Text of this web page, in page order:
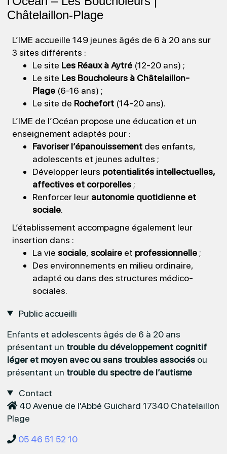
Châtelaillon-Plage
L’IME accueille 149 jeunes âgés de 6 à 20 ans sur
3 sites différents :
Le site Les Réaux à Aytré (12-20 ans) ;
Le site Les Boucholeurs à Châtelaillon-
Plage (6-16 ans) ;
Le site de Rochefort (14-20 ans).
L’IME de l’Océan propose une éducation et un
enseignement adaptés pour :
Favoriser l’épanouissement des enfants,
adolescents et jeunes adultes ;
Développer leurs potentialités intellectuelles,
affectives et corporelles ;
Renforcer leur autonomie quotidienne et
sociale.
L’établissement accompagne également leur
insertion dans :
La vie sociale, scolaire et professionnelle ;
Des environnements en milieu ordinaire,
adapté ou dans des structures médico-
sociales.
Public accueilli
Enfants et adolescents âgés de 6 à 20 ans
présentant un trouble du développement cognitif
léger et moyen avec ou sans troubles associés ou
présentant un trouble du spectre de l’autisme
Contact
40 Avenue de l'Abbé Guichard 17340 Chatelaillon
Plage
05 46 51 52 10